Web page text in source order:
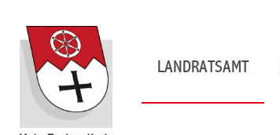
LANDRATSAMT